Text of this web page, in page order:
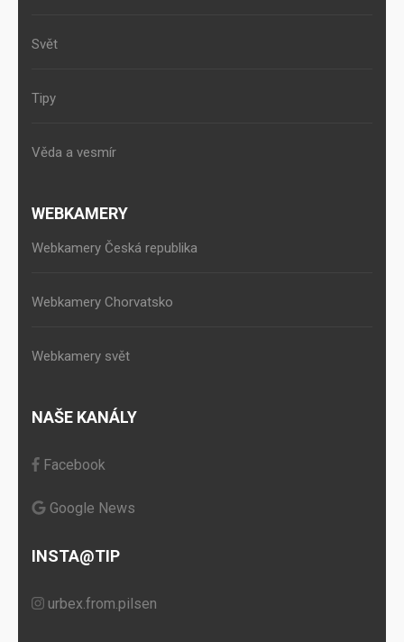
Svět
Tipy
Věda a vesmír
WEBKAMERY
Webkamery Česká republika
Webkamery Chorvatsko
Webkamery svět
NAŠE KANÁLY
Facebook
Google News
INSTA@TIP
urbex.from.pilsen